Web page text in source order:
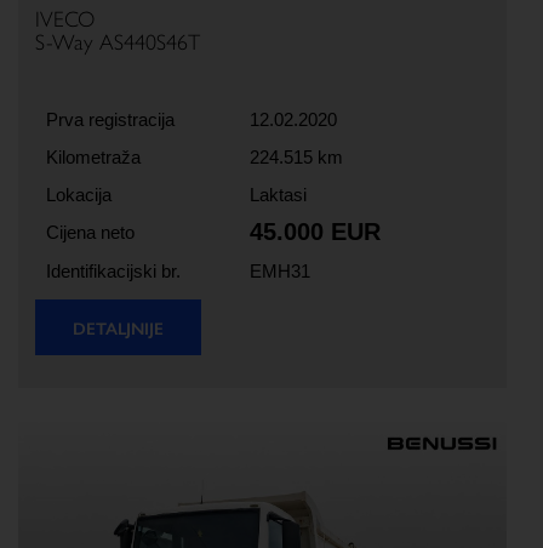
IVECO
S-Way AS440S46T
Prva registracija
12.02.2020
Kilometraža
224.515 km
Lokacija
Laktasi
Cijena neto
45.000 EUR
Identifikacijski br. EMH31
DETALJNIJE